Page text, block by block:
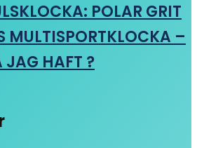
POLAR GRIT
MULTISPORTKLOCKA –
JAG HAFT ?